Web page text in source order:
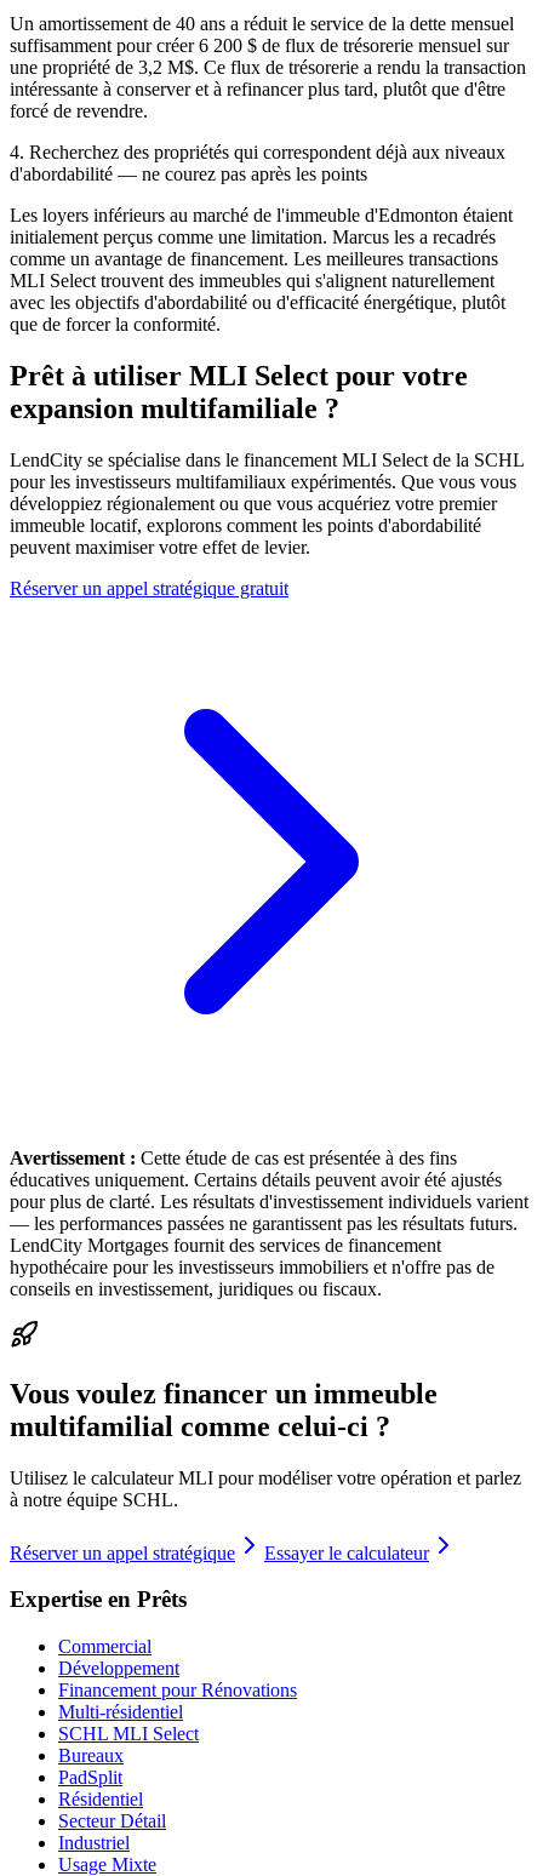
Un amortissement de 40 ans a réduit le service de la dette mensuel
suffisamment pour créer 6 200 $ de flux de trésorerie mensuel sur
une propriété de 3,2 M$. Ce flux de trésorerie a rendu la transaction
intéressante à conserver et à refinancer plus tard, plutôt que d'être
forcé de revendre.
4. Recherchez des propriétés qui correspondent déjà aux niveaux
d'abordabilité — ne courez pas après les points
Les loyers inférieurs au marché de l'immeuble d'Edmonton étaient
initialement perçus comme une limitation. Marcus les a recadrés
comme un avantage de financement. Les meilleures transactions
MLI Select trouvent des immeubles qui s'alignent naturellement
avec les objectifs d'abordabilité ou d'efficacité énergétique, plutôt
que de forcer la conformité.
Prêt à utiliser MLI Select pour votre
expansion multifamiliale ?
LendCity se spécialise dans le financement MLI Select de la SCHL
pour les investisseurs multifamiliaux expérimentés. Que vous vous
développiez régionalement ou que vous acquériez votre premier
immeuble locatif, explorons comment les points d'abordabilité
peuvent maximiser votre effet de levier.
Réserver un appel stratégique gratuit
Avertissement : Cette étude de cas est présentée à des fins
éducatives uniquement. Certains détails peuvent avoir été ajustés
pour plus de clarté. Les résultats d'investissement individuels varient
— les performances passées ne garantissent pas les résultats futurs.
LendCity Mortgages fournit des services de financement
hypothécaire pour les investisseurs immobiliers et n'offre pas de
conseils en investissement, juridiques ou fiscaux.
Vous voulez financer un immeuble
multifamilial comme celui-ci ?
Utilisez le calculateur MLI pour modéliser votre opération et parlez
à notre équipe SCHL.
Réserver un appel stratégique Essayer le calculateur
Expertise en Prêts
Commercial
Développement
Financement pour Rénovations
Multi-résidentiel
SCHL MLI Select
Bureaux
PadSplit
Résidentiel
Secteur Détail
Industriel
Usage Mixte